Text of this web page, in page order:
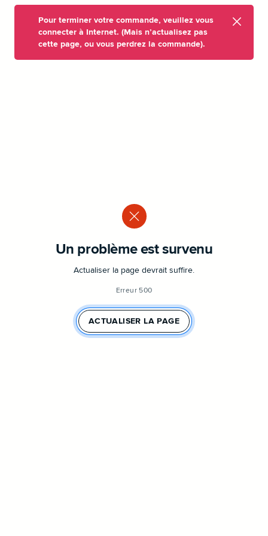
Pour terminer votre commande, veuillez vous
connecter à Internet. (Mais n’actualisez pas
cette page, ou vous perdrez la commande).
Un problème est survenu
Actualiser la page devrait suffire.
Erreur 500
ACTUALISER LA PAGE